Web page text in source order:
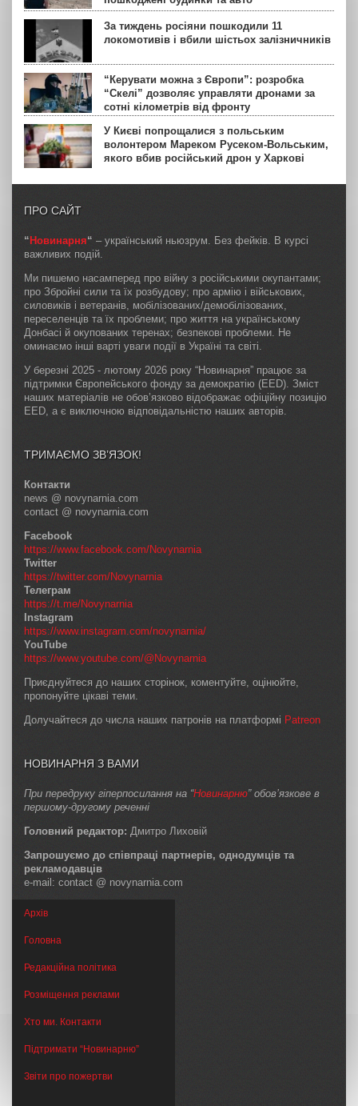
За тиждень росіяни пошкодили 11
локомотивів і вбили шістьох залізничників
“Керувати можна з Європи”: розробка
“Скелі” дозволяє управляти дронами за
сотні кілометрів від фронту
У Києві попрощалися з польським
волонтером Мареком Русеком-Вольським,
якого вбив російський дрон у Харкові
ПРО САЙТ
“ Новинарня“ – український ньюзрум. Без фейків. В курсі
важливих подій.
Ми пишемо насамперед про війну з російськими окупантами;
про Збройні сили та їх розбудову; про армію і військових,
силовиків і ветеранів, мобілізованих/демобілізованих,
переселенців та їх проблеми; про життя на українському
Донбасі й окупованих теренах; безпекові проблеми. Не
оминаємо інші варті уваги події в Україні та світі.
У березні 2025 - лютому 2026 року “Новинарня” працює за
підтримки Європейського фонду за демократію (EED). Зміст
наших матеріалів не обов’язково відображає офіційну позицію
EED, а є виключною відповідальністю наших авторів.
ТРИМАЄМО ЗВ’ЯЗОК!
Контакти
news @ novynarnia.com
contact @ novynarnia.com
Facebook
https://www.facebook.com/Novynarnia
Twitter
https://twitter.com/Novynarnia
Телеграм
https://t.me/Novynarnia
Instagram
https://www.instagram.com/novynarnia/
YouTube
https://www.youtube.com/@Novynarnia
Приєднуйтеся до наших сторінок, коментуйте, оцінюйте,
пропонуйте цікаві теми.
Долучайтеся до числа наших патронів на платформі Patreon
НОВИНАРНЯ З ВАМИ
При передруку гіперпосилання на “Новинарню” обов’язкове в
першому-другому реченні
Головний редактор: Дмитро Лиховій
Запрошуємо до співпраці партнерів, однодумців та
рекламодавців
e-mail: contact @ novynarnia.com
Архів
Головна
Редакційна політика
Розміщення реклами
Хто ми. Контакти
Підтримати “Новинарню”
Звіти про пожертви